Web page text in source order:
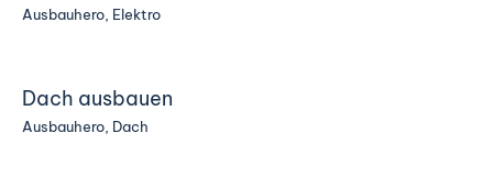
Ausbauhero Elektro
Dach ausbauen
Ausbauhero, Dach